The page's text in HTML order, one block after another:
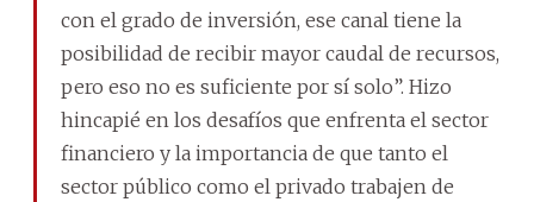
con el grado de inversión, ese canal tiene la
posibilidad de recibir mayor caudal de recursos,
pero eso no es suficiente por sí solo”. Hizo
hincapié en los desafíos que enfrenta el sector
financiero y la importancia de que tanto el
sector público como el privado trabajen de